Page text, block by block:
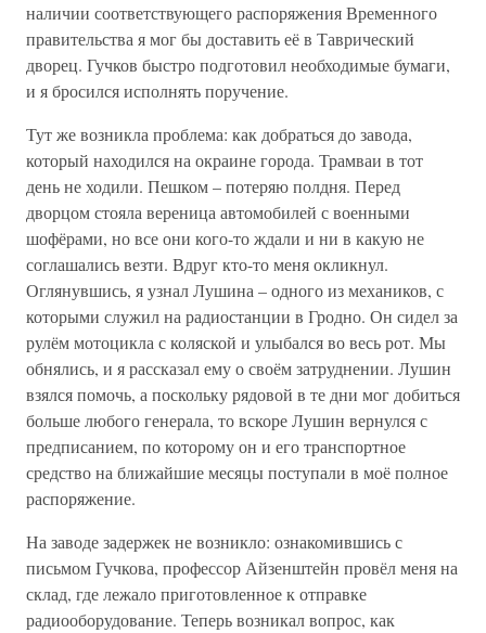
наличии соответствующего распоряжения Временного
правительства я мог бы доставить её в Таврический
дворец. Гучков быстро подготовил необходимые бумаги,
и я бросился исполнять поручение.
Тут же возникла проблема: как добраться до завода,
который находился на окраине города. Трамваи в тот
день не ходили. Пешком – потеряю полдня. Перед
дворцом стояла вереница автомобилей с военными
шофёрами, но все они кого-то ждали и ни в какую не
соглашались везти. Вдруг кто-то меня окликнул.
Оглянувшись, я узнал Лушина – одного из механиков, с
которыми служил на радиостанции в Гродно. Он сидел за
рулём мотоцикла с коляской и улыбался во весь рот. Мы
обнялись, и я рассказал ему о своём затруднении. Лушин
взялся помочь, а поскольку рядовой в те дни мог добиться
больше любого генерала, то вскоре Лушин вернулся с
предписанием, по которому он и его транспортное
средство на ближайшие месяцы поступали в моё полное
распоряжение.
На заводе задержек не возникло: ознакомившись с
письмом Гучкова, профессор Айзенштейн провёл меня на
склад, где лежало приготовленное к отправке
радиооборудование. Теперь возникал вопрос, как